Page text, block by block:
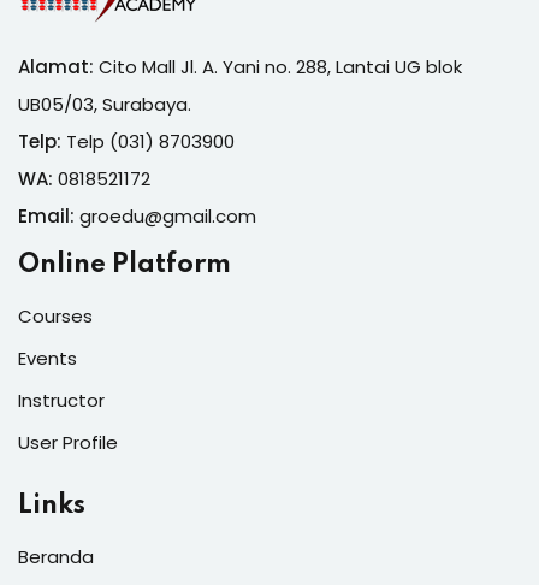
Alamat: Cito Mall Jl. A. Yani no. 288, Lantai UG blok
UB05/03, Surabaya.
Telp: Telp (031) 8703900
WA: 0818521172
Email: groedu@gmail.com
Online Platform
Courses
Events
Instructor
User Profile
Links
Beranda